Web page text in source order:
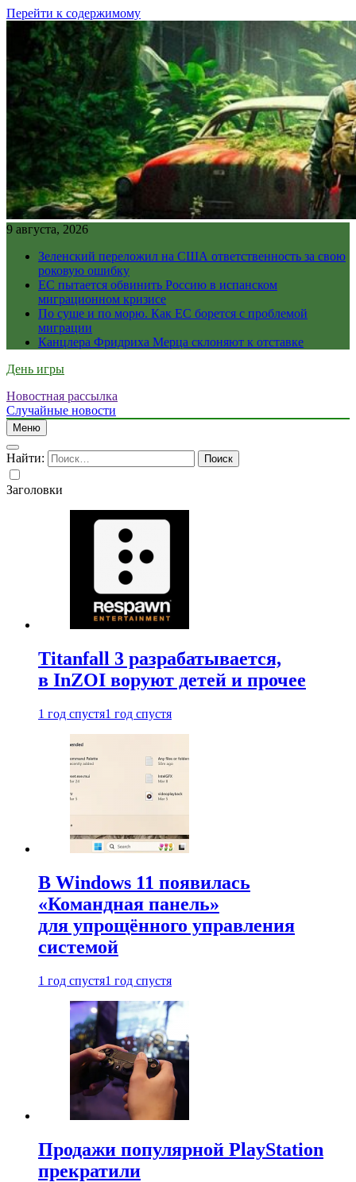
Перейти к содержимому
9 августа, 2026
Зеленский переложил на США ответственность за свою
роковую ошибку
ЕС пытается обвинить Россию в испанском
миграционном кризисе
По суше и по морю. Как ЕС борется с проблемой
миграции
Канцлера Фридриха Мерца склоняют к отставке
День игры
Новостная рассылка
Случайные новости
Меню
Найти:
Заголовки
Titanfall 3 разрабатывается,
в InZOI воруют детей и прочее
1 год спустя1 год спустя
В Windows 11 появилась
«Командная панель»
для упрощённого управления
системой
1 год спустя1 год спустя
Продажи популярной PlayStation
прекратили